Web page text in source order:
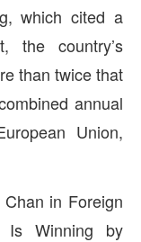
which cited a
the country’s
than twice that
annual
Union,
in Foreign
Is Winning by